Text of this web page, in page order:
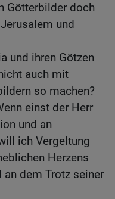
Götterbilder doch
und
und ihren Götzen
auch mit
so machen?
einst der Herr
und an
ich Vergeltung
Herzens
dem Trotz seiner